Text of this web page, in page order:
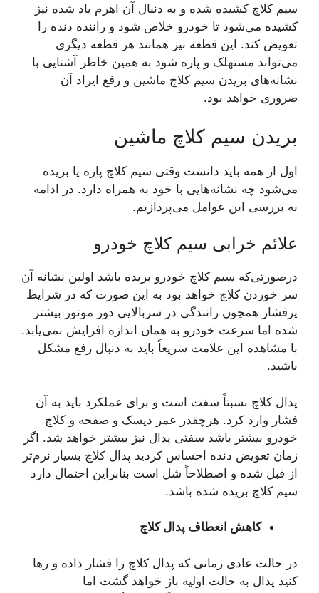
سیم کلاچ کشیده شده و به دنبال آن اهرم یاد شده نیز
کشیده می‌شود تا خودرو خلاص شود و راننده دنده را
تعویض کند. این قطعه نیز همانند هر قطعه دیگری
می‌تواند مستهلک و پاره شود به همین خاطر آشنایی با
نشانه‌های بریدن سیم کلاچ ماشین و رفع ایراد آن
ضروری خواهد بود.
بریدن سیم کلاچ ماشین
اول از همه باید دانست وقتی سیم کلاچ پاره یا بریده
می‌شود چه نشانه‌هایی با خود به همراه دارد. در ادامه
به بررسی این عوامل می‌پردازیم.
علائم خرابی سیم کلاچ خودرو
درصورتی‌که سیم کلاچ خودرو بریده باشد اولین نشانه آن
سر خوردن کلاچ خواهد بود به این صورت که در شرایط
پرفشار همچون رانندگی در سربالایی دور موتور بیشتر
شده اما سرعت خودرو به همان اندازه افزایش نمی‌یابد.
با مشاهده این علامت سریعاً باید به دنبال رفع مشکل
باشید.
پدال کلاچ نسبتاً سفت است و برای عملکرد باید به آن
فشار وارد کرد. هرچقدر عمر دیسک و صفحه و کلاچ
خودرو بیشتر باشد سفتی پدال نیز بیشتر خواهد شد. اگر
زمان تعویض دنده احساس کردید پدال کلاچ بسیار نرم‌تر
از قبل شده و اصطلاحاً شل است بنابراین احتمال دارد
سیم کلاچ بریده شده باشد.
کاهش انعطاف پدال کلاچ
در حالت عادی زمانی که پدال کلاچ را فشار داده و رها
کنید پدال به حالت اولیه باز خواهد گشت اما